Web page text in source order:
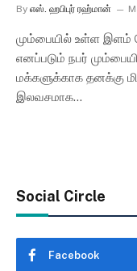
By எஸ். ஹபிபுர் ரஹ்மான்
மும்பையில் உள்ள
எனப்படும் நபர்
மக்களுக்காக தனக்கு
இலவசமாக…
Social Circle
Facebook